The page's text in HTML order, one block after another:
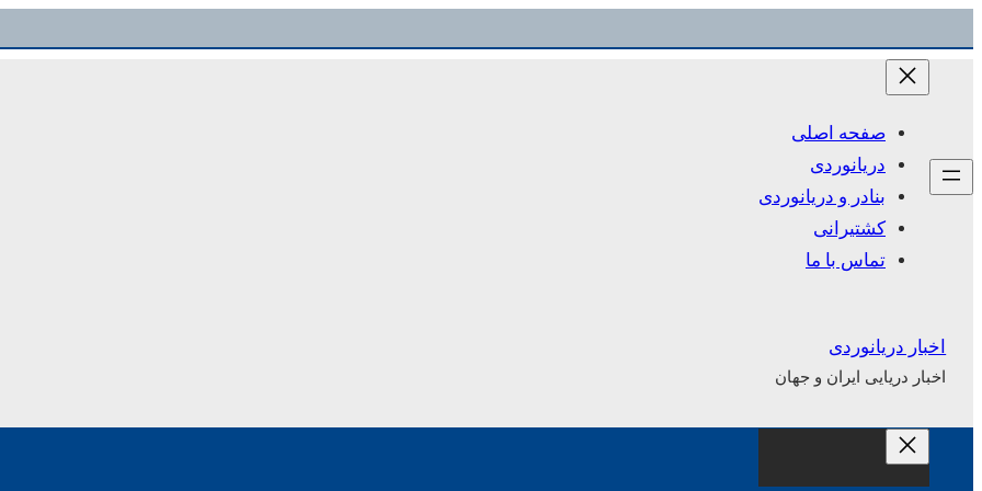
به
صفحه اصلی
دریانوردی
بنادر و دریانوردی
کشتیرانی
تماس با ما
اخبار دریانوردی
اخبار دریایی ایران و جهان